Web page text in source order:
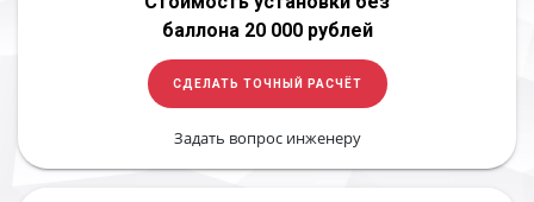
баллона 20 000 рублей
СДЕЛАТЬ ТОЧНЫЙ РАСЧЁТ
Задать вопрос инженеру